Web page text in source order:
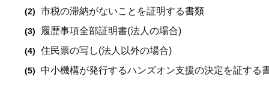
市税の滞納がないことを証明する書類
履歴事項全部証明書(法人の場合)
住民票の写し(法人以外の場合)
中小機構が発行するハンズオン支援の決定を証する